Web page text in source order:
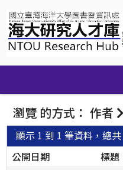
navigation
瀏覽 的方式： 作者
顯示 1 到 1 筆資料，總
公開日期
標題